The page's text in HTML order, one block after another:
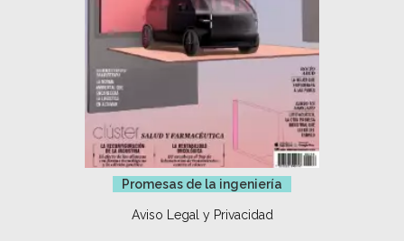
Promesas de la ingeniería
Aviso Legal y Privacidad